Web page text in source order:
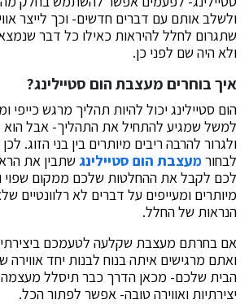
ולשלב אותם עם דברים חדשים- וכך לייצר
שתגרום לחלל להיראות כאילו כל דבר
ולא היה שם לפני כן.
איך בוחרים מעצבת הום סטיילינג?
הום סטיילינג יכול להיות תהליך מרגש
למשל שמגיע להתחיל את התהליך- אבל הוא
ולגרור להרבה ריבים מיותרים בין בני הזוג.
לבחורמעצבת הום סטיילינגשתבין את
לכם לקבל את ההחלטות שלכם ממקום שפוי
מיותרים ומעייפים על דברים לא רלוונטיים
הנראות של החלל.
אם בחרתם מעצבת שקלעה לטעמכם
ואתם מרגישים איתה בנוח לבנות יחד אווירה
הבית שלכם- מכאן הדרך כבר תיסלל מעצמה,
יצירתיות ואווירה טובה- אפשר לפתור הכל.